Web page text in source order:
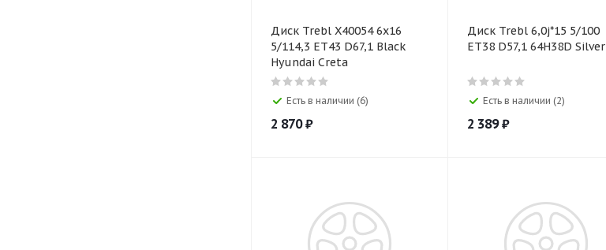
Диск Trebl Х40054 6х16
5/114,3 ЕТ43 D67,1 Black
Hyundai Creta
Есть в наличии (6)
2 870₽
Диск Trebl 6,0j*15 5/100
ET38 D57,1 64H38D Silver
Есть в наличии (2)
2 389₽